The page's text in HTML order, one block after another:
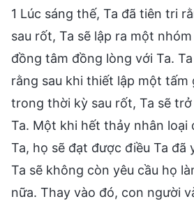
1 Lúc sáng thế, Ta đã tiên tri
sau rốt, Ta sẽ lập ra một
đồng tâm đồng lòng với Ta.
rằng sau khi thiết lập một tấm
trong thời kỳ sau rốt, Ta sẽ
Ta. Một khi hết thảy nhân loại
Ta, họ sẽ đạt được điều Ta đã
Ta sẽ không còn yêu cầu họ
nữa. Thay vào đó, con người